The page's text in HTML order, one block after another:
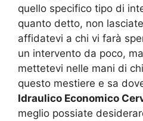
quello specifico tipo di
quanto detto, non
affidatevi a chi vi farà
un intervento da poco,
mettetevi nelle mani di
questo mestiere e sa
Idraulico Economico
meglio possiate